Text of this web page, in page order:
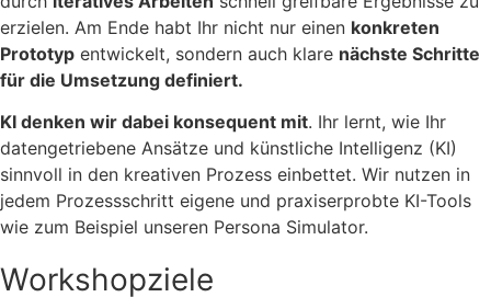
erzielen. Am Ende habt Ihr nicht nur einen konkreten
Prototyp entwickelt, sondern auch klare nächste Schritte
für die Umsetzung definiert.
KI denken wir dabei konsequent mit. Ihr lernt, wie Ihr
datengetriebene Ansätze und künstliche Intelligenz (KI)
sinnvoll in den kreativen Prozess einbettet. Wir nutzen in
jedem Prozessschritt eigene und praxiserprobte KI-Tools
wie zum Beispiel unseren Persona Simulator.
Workshopziele